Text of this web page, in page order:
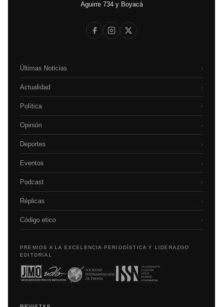
Aguirre 734 y Boyacá
Últimas Noticias ›
Actualidad ›
Política ›
Opinión ›
Deportes ›
Eventos ›
Podcast ›
Réplicas ›
Código etico ›
PREMIOS A LA EXCELENCIA PERIODÍSTICA Y LIDERAZGO
EDITORIAL